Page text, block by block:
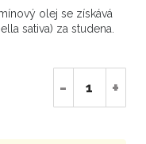
olej se získává
sativa) za studena.
- +